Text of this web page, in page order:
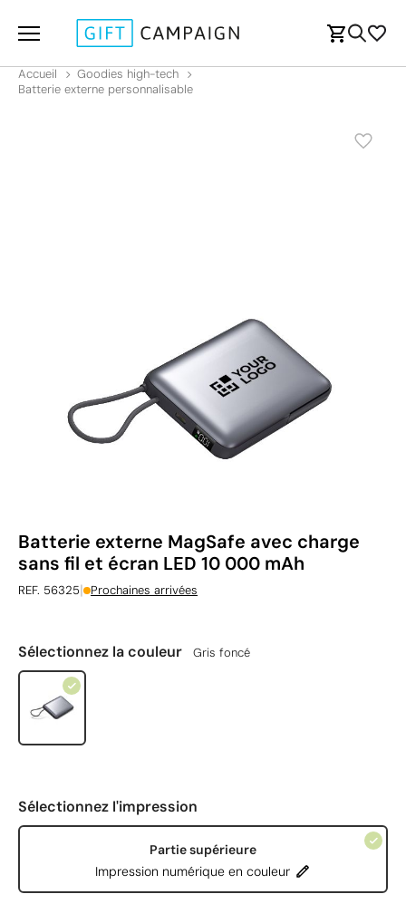
Accueil
Goodies high-tech
Batterie externe personnalisable
Batterie externe MagSafe avec charge
sans fil et écran LED 10 000 mAh
REF. 56325| Prochaines arrivées
Sélectionnez la couleur Gris foncé
Sélectionnez l'impression
Partie supérieure
Impression numérique en couleur